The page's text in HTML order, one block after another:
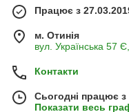
Працює з
м. Отинія
вул. Українська 57
Контакти
Сьогодні працює
Показати весь